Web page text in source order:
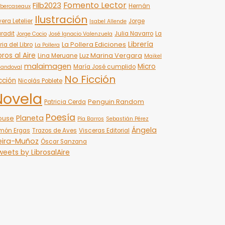
Filb2023 Fomento Lector Hernán
Letelier Ilustración Isabel Allende Jorge
Jorge Cocio José Ignacio Valenzuela Julia Navarro La
del Libro La Pollera La Pollera Ediciones Librería
al Aire Lina Meruane Luz Marina Vergara Maikel
malaimagen María José cumplido Micro
Nicolás Poblete No Ficción
Patricia Cerda Penguin Random
Planeta Poesía Pía Barros Sebastián Pérez
Ergas Trazos de Aves Visceras Editorial Ángela
Muñoz Óscar Sanzana
by LibrosalAire